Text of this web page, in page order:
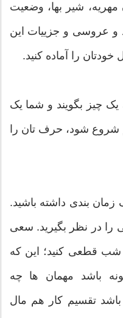
مهریه، شیر بها، وضعیت
و عروسی و جزییات این
را آماده کنید.
چیز بگویند و شما یک
شروع شود، حرف تان را
بندی داشته باشید.
را در نظر بگیرید. سعی
شب قطعی کنید؛ این که
باشد مهمان ها چه
تقسیم کار هم مال